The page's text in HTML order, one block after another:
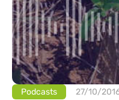
Podcasts 27/10/